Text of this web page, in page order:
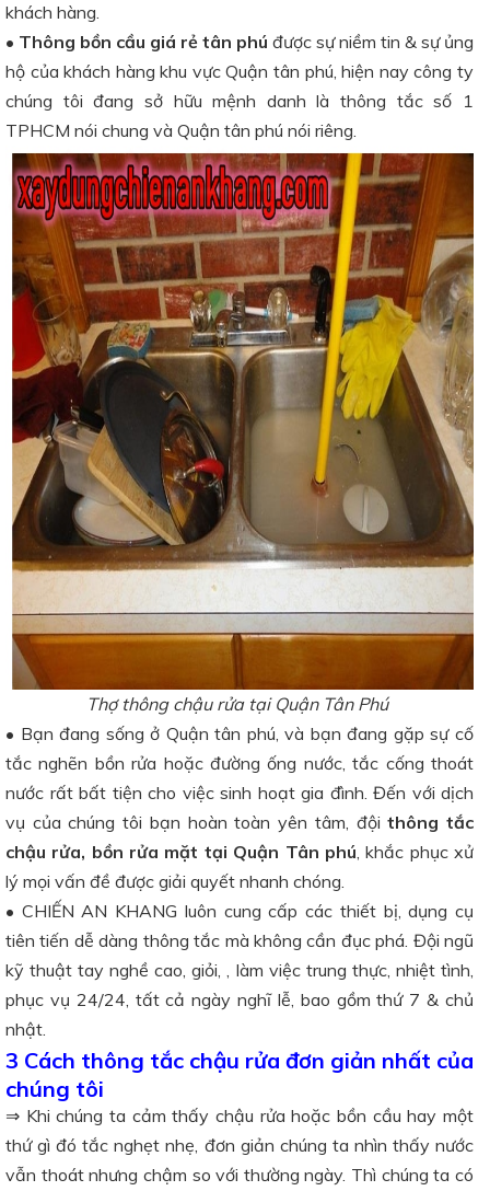
khách hàng.
• Thông bồn cầu giá rẻ tân phú được sự niềm tin & sự ủng
hộ của khách hàng khu vực Quận tân phú, hiện nay công ty
chúng tôi đang sở hữu mệnh danh là thông tắc số 1
TPHCM nói chung và Quận tân phú nói riêng.
Thợ thông chậu rửa tại Quận Tân Phú
• Bạn đang sống ở Quận tân phú, và bạn đang gặp sự cố
tắc nghẽn bồn rửa hoặc đường ống nước, tắc cống thoát
nước rất bất tiện cho việc sinh hoạt gia đình. Đến với dịch
vụ của chúng tôi bạn hoàn toàn yên tâm, độithông tắc
chậu rửa, bồn rửa mặt tại Quận Tân phú, khắc phục xử
lý mọi vấn đề được giải quyết nhanh chóng.
• CHIẾN AN KHANG luôn cung cấp các thiết bị, dụng cụ
tiên tiến dễ dàng thông tắc mà không cần đục phá. Đội ngũ
kỹ thuật tay nghề cao, giỏi, , làm việc trung thực, nhiệt tình,
phục vụ 24/24, tất cả ngày nghĩ lễ, bao gồm thứ 7 & chủ
nhật.
3 Cách thông tắc chậu rửa đơn giản nhất của
chúng tôi
⇒ Khi chúng ta cảm thấy chậu rửa hoặc bồn cầu hay một
thứ gì đó tắc nghẹt nhẹ, đơn giản chúng ta nhìn thấy nước
vẫn thoát nhưng chậm so với thường ngày. Thì chúng ta có